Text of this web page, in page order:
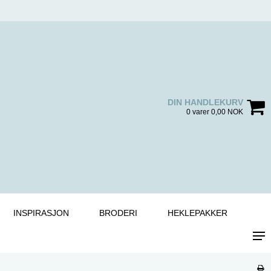
DIN HANDLEKURV
0 varer 0,00 NOK
INSPIRASJON BRODERI HEKLEPAKKER